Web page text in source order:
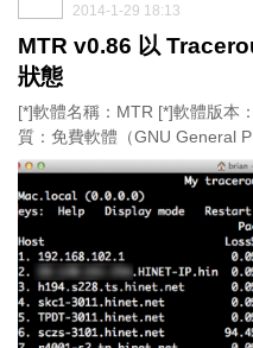
2014-1-29 18:13
MTR v0.86 以
狀態
[*]軟體名稱：MTR [*]軟體版本
質：免費軟體（GNU General